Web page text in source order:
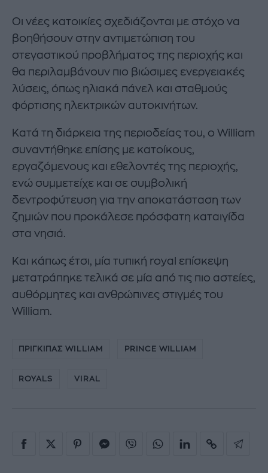
Οι νέες κατοικίες σχεδιάζονται με στόχο να
βοηθήσουν στην αντιμετώπιση του
στεγαστικού προβλήματος της περιοχής και
θα περιλαμβάνουν πιο βιώσιμες ενεργειακές
λύσεις, όπως ηλιακά πάνελ και σταθμούς
φόρτισης ηλεκτρικών αυτοκινήτων.
Κατά τη διάρκεια της περιοδείας του, ο William
συναντήθηκε επίσης με κατοίκους,
εργαζόμενους και εθελοντές της περιοχής,
ενώ συμμετείχε και σε συμβολική
δεντροφύτευση για την αποκατάσταση των
ζημιών που προκάλεσε πρόσφατη καταιγίδα
στα νησιά.
Και κάπως έτσι, μία τυπική royal επίσκεψη
μετατράπηκε τελικά σε μία από τις πιο αστείες,
αυθόρμητες και ανθρώπινες στιγμές του
William.
ΠΡΙΓΚΙΠΑΣ WILLIAM PRINCE WILLIAM
ROYALS VIRAL